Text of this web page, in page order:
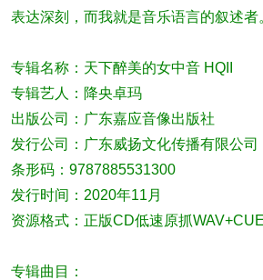
表达深刻，而我就是音乐语言的叙述
专辑名称：天下醉美的女中音 HQII
专辑艺人：降央卓玛
出版公司：广东嘉应音像出版社
发行公司：广东威扬文化传播有限公司
条形码：9787885531300
发行时间：2020年11月
资源格式：正版CD低速原抓WAV+CUE
专辑曲目：